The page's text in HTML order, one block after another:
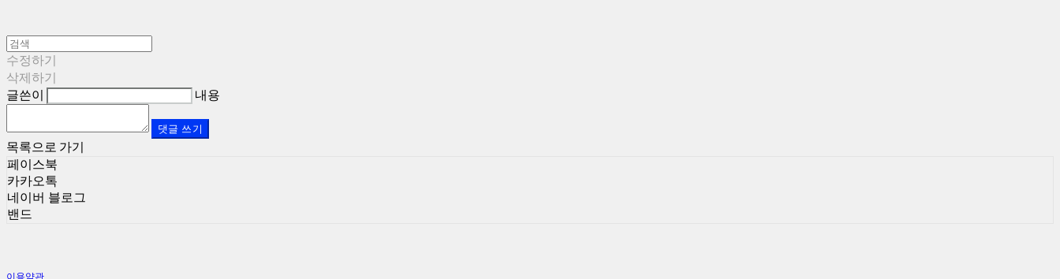
수정하기
삭제하기
글쓴이
내용
댓글 쓰기
목록으로 가기
페이스북
카카오톡
네이버 블로그
밴드
이용약관